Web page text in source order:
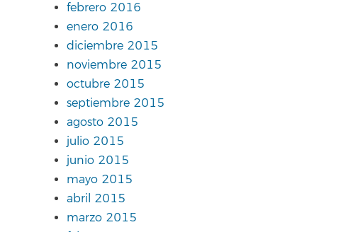
febrero 2016
enero 2016
diciembre 2015
noviembre 2015
octubre 2015
septiembre 2015
agosto 2015
julio 2015
junio 2015
mayo 2015
abril 2015
marzo 2015